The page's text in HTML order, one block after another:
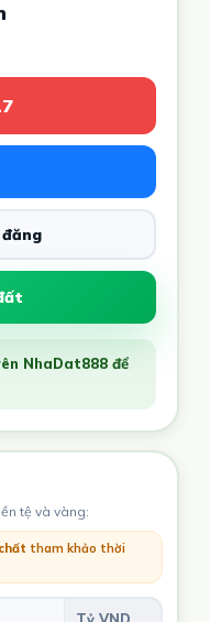
NhaDat888 để
tệ và vàng:
tham khảo thời